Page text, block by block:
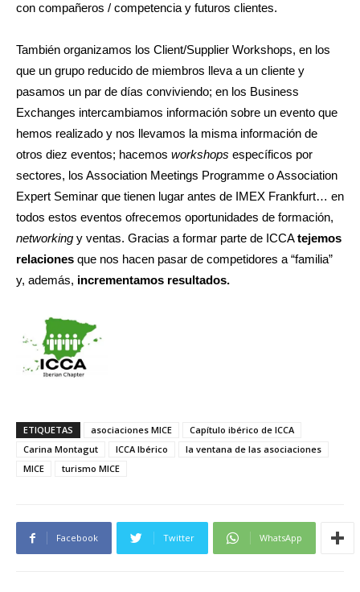
con compañeros / competencia y futuros clientes.
También organizamos los Client/Supplier Workshops, en los
que un grupo reducido de miembros lleva a un cliente y
pasamos un par de días conviviendo; en los Business
Exchanges intercambiamos información sobre un evento que
hemos realizado y nos llevamos la misma información de
otros diez eventos; hacemos workshops específicos por
sectores, los Association Meetings Programme o Association
Expert Seminar que tienen lugar antes de IMEX Frankfurt… en
todos estos eventos ofrecemos oportunidades de formación,
networking y ventas. Gracias a formar parte de ICCAtejemos
relaciones que nos hacen pasar de competidores a “familia”
y, además, incrementamos resultados.
ETIQUETAS asociaciones MICE
Capítulo ibérico de ICCA
Carina Montagut
ICCA Ibérico
la ventana de las asociaciones
MICE
turismo MICE
Facebook Twitter WhatsApp